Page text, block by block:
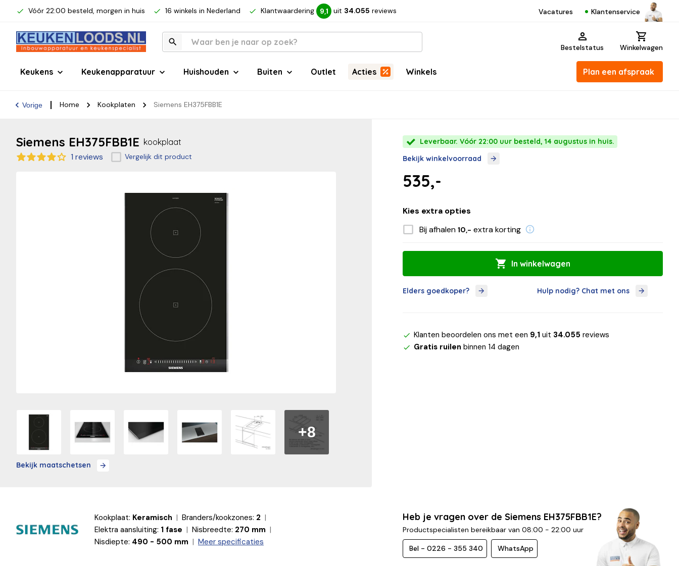
Vóór 22:00 besteld, morgen in huis 16 winkels in Nederland Klantwaardering 9,1 uit 34.055 reviews Vacatures Klantenservice
Bestelstatus Winkelwagen
Keukens Keukenapparatuur Huishouden Buiten Outlet Acties Winkels Plan een afspraak
Vorige Home Kookplaten Siemens EH375FBB1E
Siemens EH375FBB1E kookplaat
1 reviews Vergelijk dit product
+8
Bekijk maatschetsen
Leverbaar. Vóór 22:00 uur besteld, 14 augustus in huis.
Bekijk winkelvoorraad
535,-
Kies extra opties
Bij afhalen10,- extra korting
In winkelwagen
Elders goedkoper? Hulp nodig? Chat met ons
Klanten beoordelen ons met een 9,1 uit 34.055 reviews
Gratis ruilen binnen 14 dagen
Kookplaat: Keramisch Branders/kookzones: 2
Elektra aansluiting: 1 fase Nisbreedte: 270 mm
Nisdiepte: 490 - 500 mm Meer specificaties
Heb je vragen over de Siemens EH375FBB1E?
Productspecialisten bereikbaar van 08:00 - 22:00 uur
Bel - 0226 - 355 340 WhatsApp